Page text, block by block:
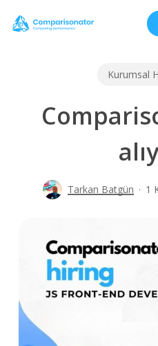
Kurumsal
Tarkan Batgün 1